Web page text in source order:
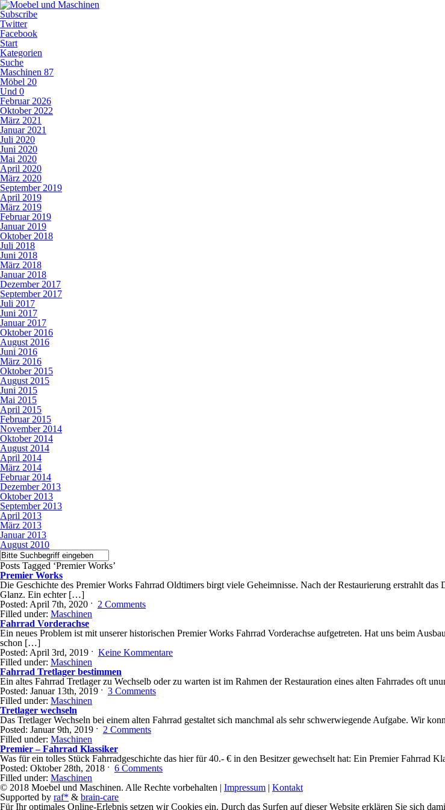
Subscribe
Twitter
Facebook
Start
Kategorien
Suche
Maschinen 87
Möbel 20
Und 0
Februar 2026
Oktober 2022
März 2021
Januar 2021
Juli 2020
Juni 2020
Mai 2020
April 2020
März 2020
September 2019
April 2019
März 2019
Februar 2019
Januar 2019
Oktober 2018
Juli 2018
Juni 2018
März 2018
Januar 2018
Dezember 2017
September 2017
Juli 2017
Juni 2017
Januar 2017
Oktober 2016
August 2016
Juni 2016
März 2016
Oktober 2015
August 2015
Juni 2015
Mai 2015
April 2015
Februar 2015
November 2014
Oktober 2014
August 2014
April 2014
März 2014
Februar 2014
Dezember 2013
Oktober 2013
September 2013
April 2013
März 2013
Januar 2013
August 2010
Posts Tagged ‘Premier Works’
Premier Works
Die Geschichte des Premier Works Fahrrad Oldtimers birgt viele Geheimnisse. Nach der Restaurierung erstrahlt
Glanz. Ein echter […]
Posted: April 7th, 2020 ˑ 2 Comments
Filled under: Maschinen
Fahrrad Vorderachse
Ein neues Problem ist mit unserer historischen Premier Works Fahrrad Vorderachse aufgetreten. Hat uns beim
schon […]
Posted: April 3rd, 2019 ˑ Keine Kommentare
Filled under: Maschinen
Fahrrad Tretlager bestimmen
Ein altes Fahrrad Tretlager zu Wechselb oder zu warten ist im Rahmen der Restauration eines alten Fahrrades oft
Posted: Januar 13th, 2019 ˑ 3 Comments
Filled under: Maschinen
Tretlager wechseln
Das Tretlager Wechseln bei einem alten Fahrrad gestaltet sich manchmal als sehr schwerwiegende Aufgabe. Wir
Posted: Januar 9th, 2019 ˑ 2 Comments
Filled under: Maschinen
Premier – Fahrrad Klassiker
Was für ein tolles Stück Fahrradgeschichte das hier für 40.- € in den Besitzer gewechselt hat: Ein Premier
Posted: Oktober 28th, 2018 ˑ 6 Comments
Filled under: Maschinen
© 2018 Moebel und Maschinen. Alle Rechte vorbehalten | Impressum | Kontakt
Supported by raf* & brain-care
Für Ihr optimales Online-Erlebnis setzen wir Cookies ein. Durch das Surfen auf dieser Website erklären Sie sich